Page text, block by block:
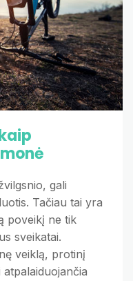
gali
Tačiau tai yra
poveikį ne tik
sveikatai.
veiklą, protinį